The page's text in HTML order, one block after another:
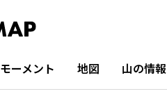
モーメント 地図 山の情報